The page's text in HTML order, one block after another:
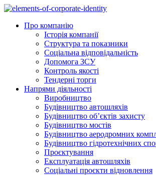
Skip
contentПро компанію
Історія компанії
Структура та показники
Соціальна відповідальність
Допомога ЗСУ
Контроль якості
Тендерні торги
Напрями діяльності
Виробництво
Будівництво автошляхів
Будівництво обʼєктів захисту
Будівництво мостів
Будівництво аеродромних
Будівництво гідротехнічних
Проєктування
Експлуатація автошляхів
Соціальні проєкти відновлення